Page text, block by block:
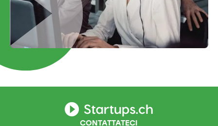
CONTATTATECI